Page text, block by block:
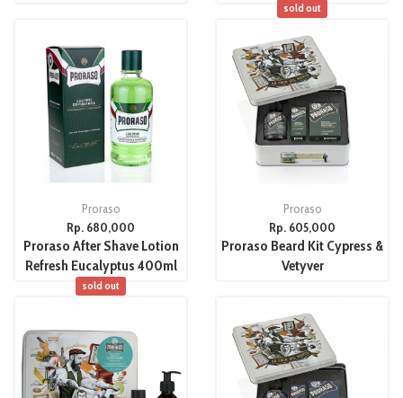
sold out
Proraso
Rp. 680,000
Proraso After Shave Lotion
Refresh Eucalyptus 400ml
sold out
Proraso
Rp. 605,000
Proraso Beard Kit Cypress &
Vetyver